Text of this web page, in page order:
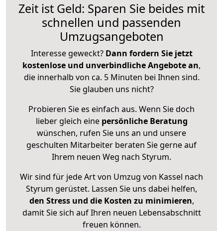
Zeit ist Geld: Sparen Sie beides mit
schnellen und passenden
Umzugsangeboten
Interesse geweckt? Dann fordern Sie jetzt
kostenlose und unverbindliche Angebote an,
die innerhalb von ca. 5 Minuten bei Ihnen sind.
Sie glauben uns nicht?
Probieren Sie es einfach aus. Wenn Sie doch
lieber gleich eine persönliche Beratung
wünschen, rufen Sie uns an und unsere
geschulten Mitarbeiter beraten Sie gerne auf
Ihrem neuen Weg nach Styrum.
Wir sind für jede Art von Umzug von Kassel nach
Styrum gerüstet. Lassen Sie uns dabei helfen,
den Stress und die Kosten zu minimieren,
damit Sie sich auf Ihren neuen Lebensabschnitt
freuen können.